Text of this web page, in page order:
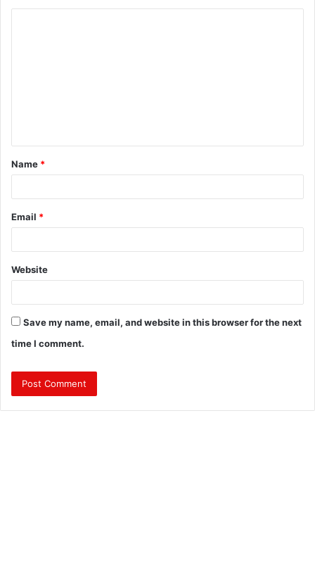
t
*
Name *
Email *
Website
Save my name, email, and website in this browser for the next
time I comment.